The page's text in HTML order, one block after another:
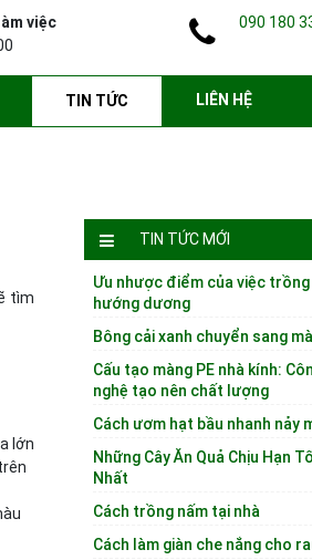
việc
090 180
TIN TỨC LIÊN HỆ
tìm
lớn
TIN TỨC MỚI
Ưu nhược điểm của việc trồng
hướng dương
Bông cải xanh chuyển sang
Cấu tạo màng PE nhà kính:
nghệ tạo nên chất lượng
Cách ươm hạt bầu nhanh nảy
Những Cây Ăn Quả Chịu Hạn
Nhất
Cách trồng nấm tại nhà
Cách làm giàn che nắng cho